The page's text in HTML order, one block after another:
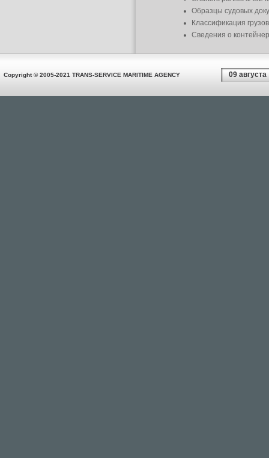
Образцы судовых
Классификация грузов
Сведения о
Copyright © 2005-2021 TRANS-SERVICE MARITIME AGENCY 09 августа